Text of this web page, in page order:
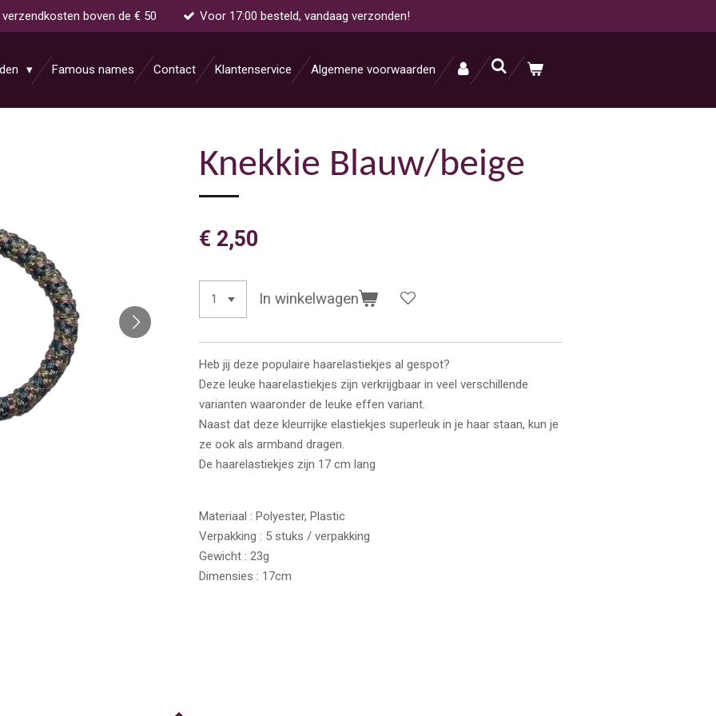
boven de € 50 Voor 17:00 besteld, vandaag verzonden!
Famous names Contact Klantenservice Algemene voorwaarden
Knekkie Blauw/beige
€ 2,50
In winkelwagen
Heb jij deze populaire haarelastiekjes al gespot?
Deze leuke haarelastiekjes zijn verkrijgbaar in veel verschillende
varianten waaronder de leuke effen variant.
Naast dat deze kleurrijke elastiekjes superleuk in je haar staan, kun je
ze ook als armband dragen.
De haarelastiekjes zijn 17 cm lang
Materiaal : Polyester, Plastic
Verpakking : 5 stuks / verpakking
Gewicht : 23g
Dimensies : 17cm